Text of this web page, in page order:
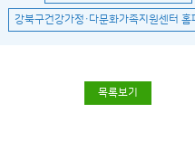
강북구건강가정·다문화가족지원센터 홈
목록보기